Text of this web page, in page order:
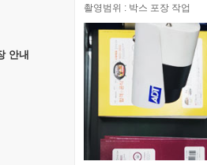
안내
촬영범위 : 박스 포장 작업